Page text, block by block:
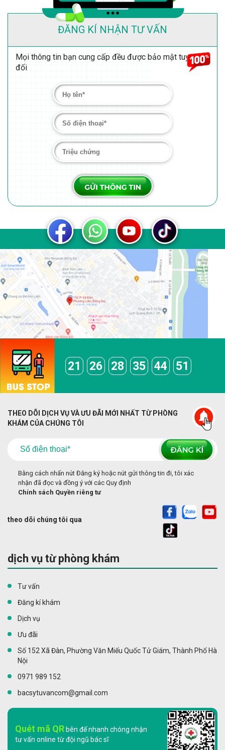
ĐĂNG KÍ NHẬN TƯ VẤN
Mọi thông tin bạn cung cấp đều được bảo mật tuyệt
đối
21 26 28 35 44 51
THEO DÕI DỊCH VỤ VÀ ƯU ĐÃI MỚI NHẤT TỪ PHÒNG
KHÁM CỦA CHÚNG TÔI
Bằng cách nhấn nút Đăng ký hoặc nút gửi thông tin đi, tôi xác
nhận đã đọc và đồng ý với các Quy định
Chính sách Quyền riêng tư
theo dõi chúng tôi qua
dịch vụ từ phòng khám
Tư vấn
Đăng kí khám
Dịch vụ
Ưu đãi
Số 152 Xã Đàn, Phường Văn Miếu Quốc Tử Giám, Thành Phố Hà
Nội
0971 989 152
bacsytuvancom@gmail.com
Quét mã QR bên để nhanh chóng nhận
tư vấn online từ đội ngũ bác sĩ